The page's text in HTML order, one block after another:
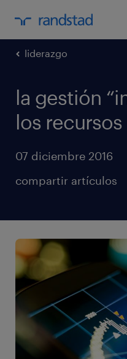
liderazgo
la gestión
los
07 diciembre 2016
compartir artículos